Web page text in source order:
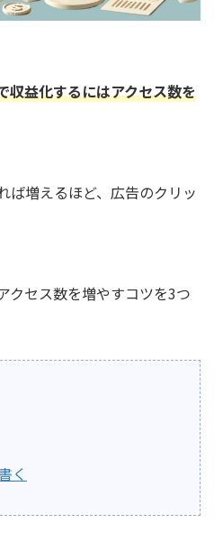
収益化するにはアクセス数を
ば増えるほど、広告のクリッ
クセス数を増やすコツを3つ
く